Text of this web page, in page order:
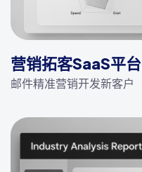
营销拓客SaaS平台
邮件精准营销开发新客户